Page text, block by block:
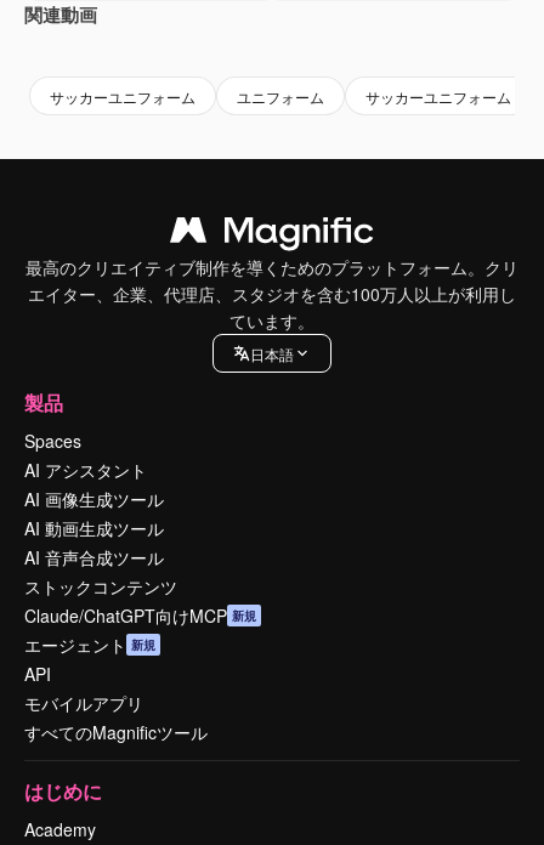
関連動画
サッカーユニフォーム ユニフォーム サッカーユニフォーム
最高のクリエイティブ制作を導くためのプラットフォーム。クリ
エイター、企業、代理店、スタジオを含む100万人以上が利用し
ています。
日本語
製品
Spaces
AI アシスタント
AI 画像生成ツール
AI 動画生成ツール
AI 音声合成ツール
ストックコンテンツ
Claude/ChatGPT向けMCP 新規
エージェント 新規
API
モバイルアプリ
すべてのMagnificツール
はじめに
Academy